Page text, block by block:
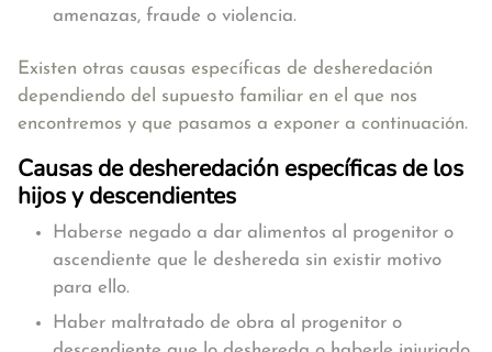
amenazas, fraude o violencia.
Existen otras causas específicas de desheredación
dependiendo del supuesto familiar en el que nos
encontremos y que pasamos a exponer a continuación.
Causas de desheredación específicas de los
hijos y descendientes
Haberse negado a dar alimentos al progenitor o
ascendiente que le deshereda sin existir motivo
para ello.
Haber maltratado de obra al progenitor o